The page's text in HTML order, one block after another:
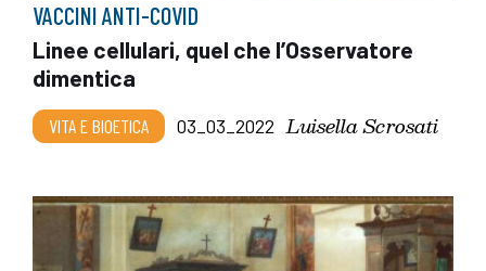
VACCINI ANTI-COVID
Linee cellulari, quel che l’Osservatore
dimentica
VITA E BIOETICA 03_03_2022 Luisella Scrosati